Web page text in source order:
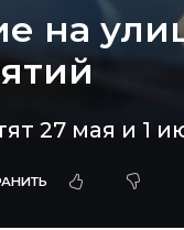
на
27 мая и 1